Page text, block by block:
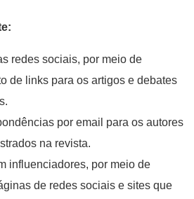
redes sociais, por meio de
de links para os artigos e debates
por email para os autores
na revista.
influenciadores, por meio de
de redes sociais e sites que